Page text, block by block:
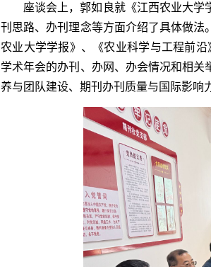
座谈会上，郭如良就《江西农业大
刊思路、办刊理念等方面介绍了具体做法
农业大学学报》 、 《农业科学与工程前沿
学术年会的办刊 、办网、办会情况和相关
养与团队建设、 期刊办刊质量与 国际影响